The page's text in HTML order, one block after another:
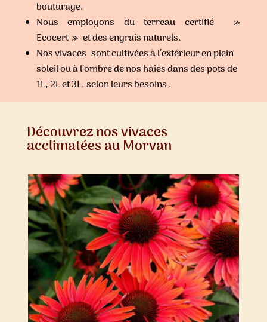
bouturage.
Nous employons du terreau certifié »
Ecocert » et des engrais naturels.
Nos vivaces sont cultivées à l’extérieur en plein
soleil ou à l’ombre de nos haies dans des pots de
1L, 2L et 3L, selon leurs besoins .
Découvrez nos vivaces
acclimatées au Morvan